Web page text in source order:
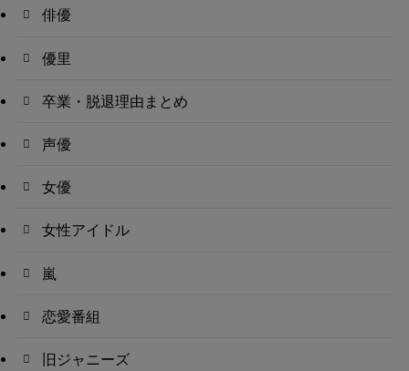
俳優
優里
卒業・脱退理由まとめ
声優
女優
女性アイドル
嵐
恋愛番組
旧ジャニーズ